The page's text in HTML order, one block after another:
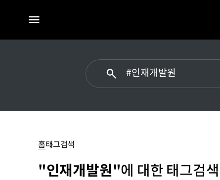
전체
홈태그검색
"인재개발원"에 대한 태그검